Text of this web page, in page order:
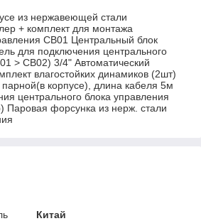
из нержавеющей стали
+ комплект для монтажа
CB01 Центральный блок
для подключения центрального
> СВ02) 3/4" Автоматический
влагостойких динамиков (2шт)
корпусе), длина кабеля 5м
центрального блока управления
Паровая форсунка из нерж. стали
Китай